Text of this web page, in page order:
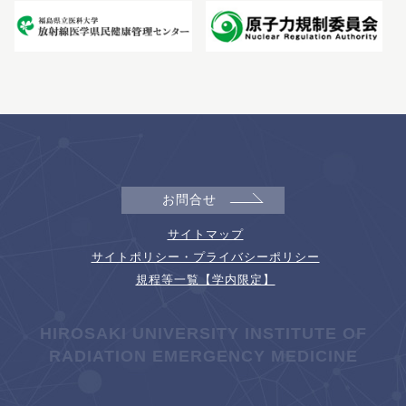
お問合せ
サイトマップ
サイトポリシー・プライバシーポリシー
規程等一覧【学内限定】
HIROSAKI UNIVERSITY INSTITUTE OF
RADIATION EMERGENCY MEDICINE